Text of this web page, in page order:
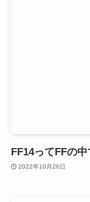
FF14ってFFの
2022年10月26日